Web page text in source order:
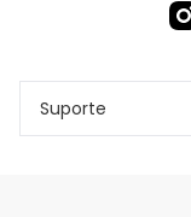
Suporte